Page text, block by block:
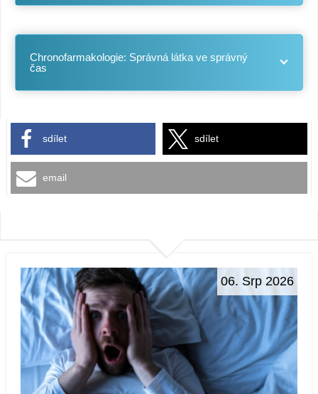
Chronofarmakologie: Správná látka ve správný
čas
sdílet sdílet
email
06. Srp 2026